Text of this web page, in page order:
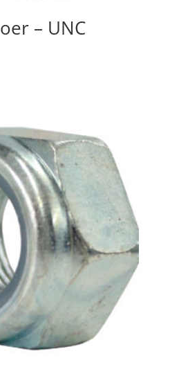
– UNC